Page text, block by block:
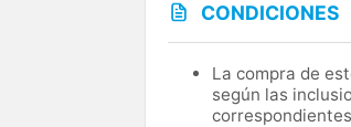
CONDICIONES
La compra de
según las